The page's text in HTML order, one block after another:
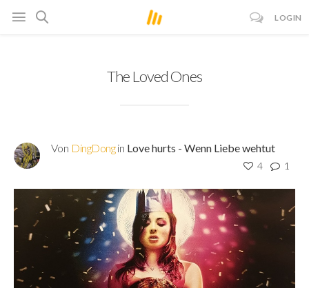
LOGIN
The Loved Ones
Von DingDongin Love hurts - Wenn Liebe wehtut
4 1